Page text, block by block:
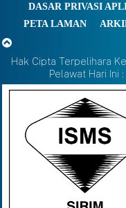
DASAR PRIVASI
PETA LAMAN
Hak Cipta Terpelihara
Pelawat Hari Ini